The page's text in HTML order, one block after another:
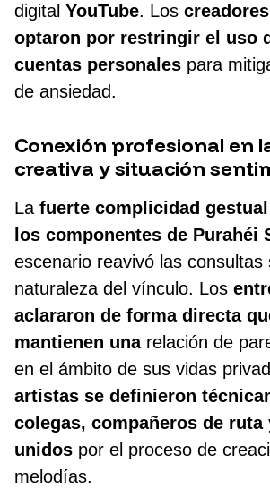
digital YouTube. Los
optaron por restringir el uso
cuentas personales para
de ansiedad.
Conexión profesional en
creativa y situación
La fuerte complicidad
los componentes de Purahéi
escenario reavivó las consultas
naturaleza del vínculo. Los
aclararon de forma directa
mantienen unarelación de
en el ámbito de sus vidas
artistas se definieron
colegas, compañeros de ruta
unidos por el proceso de
melodías.